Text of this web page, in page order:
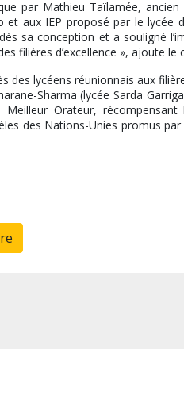
par Mathieu Taïlamée,
et aux IEP proposé par le lycée
sa conception et a souligné
filières d’excellence », ajoute le
des lycéens réunionnais aux
Sharma (lycée Sarda
Orateur, récompensant
des Nations-Unies promus par